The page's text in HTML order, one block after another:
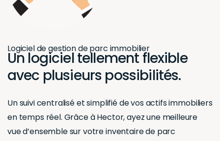
Un suivi centralisé et simplifié de vos actifs immobiliers
vue d’ensemble sur votre inventaire de parc
immobilier.